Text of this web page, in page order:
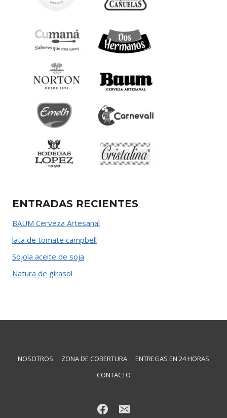
ENTRADAS RECIENTES
BAUM Cerveza Artesanal
lata de tomate campbell
Sojola aceite de soja
Natura de girasol
NOSOTROS ZONA DE COBERTURA
ENTREGAS EN 24 HORAS
CONTACTO